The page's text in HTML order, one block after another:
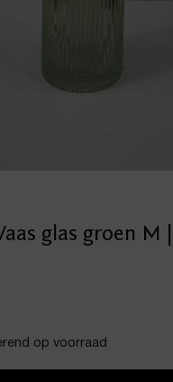
glas groen M |
op voorraad